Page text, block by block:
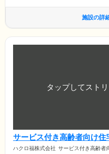
施設の詳
サービス付き高齢者向け
ハクロ福株式会社 サービス付き高齢者